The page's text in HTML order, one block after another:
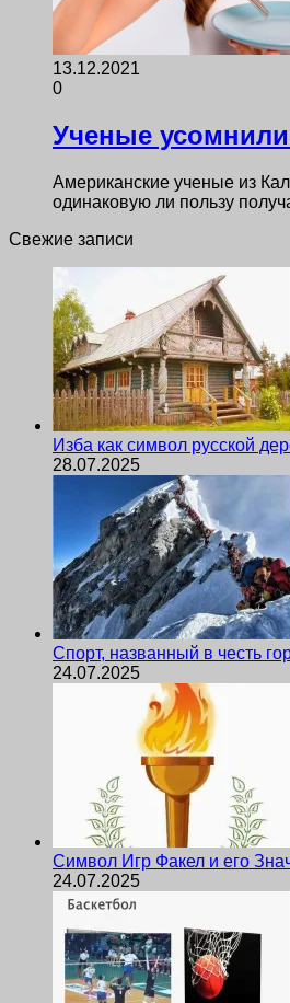
13.12.2021
0
Ученые
Американские ученые из
одинаковую ли пользу
Свежие записи
Изба как символ русской
28.07.2025
Спорт, названный в честь
24.07.2025
Символ Игр Факел и его
24.07.2025